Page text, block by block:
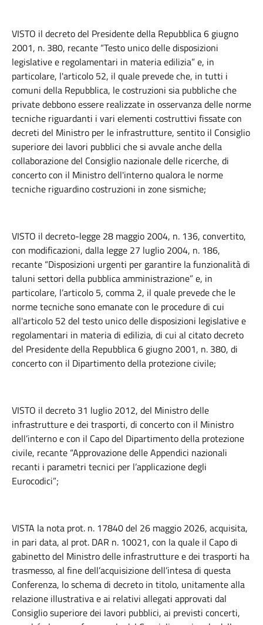
VISTO il decreto del Presidente della Repubblica 6 giugno
2001, n. 380, recante “Testo unico delle disposizioni
legislative e regolamentari in materia edilizia” e, in
particolare, l'articolo 52, il quale prevede che, in tutti i
comuni della Repubblica, le costruzioni sia pubbliche che
private debbono essere realizzate in osservanza delle norme
tecniche riguardanti i vari elementi costruttivi fissate con
decreti del Ministro per le infrastrutture, sentito il Consiglio
superiore dei lavori pubblici che si avvale anche della
collaborazione del Consiglio nazionale delle ricerche, di
concerto con il Ministro dell'interno qualora le norme
tecniche riguardino costruzioni in zone sismiche;
VISTO il decreto-legge 28 maggio 2004, n. 136, convertito,
con modificazioni, dalla legge 27 luglio 2004, n. 186,
recante “Disposizioni urgenti per garantire la funzionalità di
taluni settori della pubblica amministrazione” e, in
particolare, l’articolo 5, comma 2, il quale prevede che le
norme tecniche sono emanate con le procedure di cui
all'articolo 52 del testo unico delle disposizioni legislative e
regolamentari in materia di edilizia, di cui al citato decreto
del Presidente della Repubblica 6 giugno 2001, n. 380, di
concerto con il Dipartimento della protezione civile;
VISTO il decreto 31 luglio 2012, del Ministro delle
infrastrutture e dei trasporti, di concerto con il Ministro
dell’interno e con il Capo del Dipartimento della protezione
civile, recante “Approvazione delle Appendici nazionali
recanti i parametri tecnici per l’applicazione degli
Eurocodici”;
VISTA la nota prot. n. 17840 del 26 maggio 2026, acquisita,
in pari data, al prot. DAR n. 10021, con la quale il Capo di
gabinetto del Ministro delle infrastrutture e dei trasporti ha
trasmesso, al fine dell’acquisizione dell’intesa di questa
Conferenza, lo schema di decreto in titolo, unitamente alla
relazione illustrativa e ai relativi allegati approvati dal
Consiglio superiore dei lavori pubblici, ai previsti concerti,